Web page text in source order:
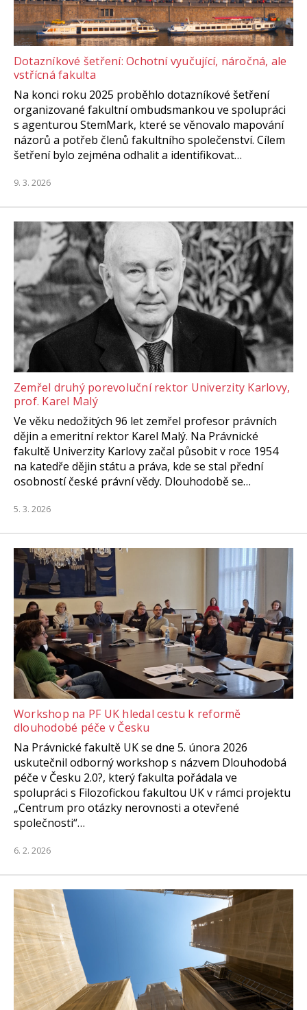
Dotazníkové šetření: Ochotní vyučující, náročná, ale
vstřícná fakulta
Na konci roku 2025 proběhlo dotazníkové šetření
organizované fakultní ombudsmankou ve spolupráci
s agenturou StemMark, které se věnovalo mapování
názorů a potřeb členů fakultního společenství. Cílem
šetření bylo zejména odhalit a identifikovat…
9. 3. 2026
Zemřel druhý porevoluční rektor Univerzity Karlovy,
prof. Karel Malý
Ve věku nedožitých 96 let zemřel profesor právních
dějin a emeritní rektor Karel Malý. Na Právnické
fakultě Univerzity Karlovy začal působit v roce 1954
na katedře dějin státu a práva, kde se stal přední
osobností české právní vědy. Dlouhodobě se…
5. 3. 2026
Workshop na PF UK hledal cestu k reformě
dlouhodobé péče v Česku
Na Právnické fakultě UK se dne 5. února 2026
uskutečnil odborný workshop s názvem Dlouhodobá
péče v Česku 2.0?, který fakulta pořádala ve
spolupráci s Filozofickou fakultou UK v rámci projektu
„Centrum pro otázky nerovnosti a otevřené
společnosti“…
6. 2. 2026